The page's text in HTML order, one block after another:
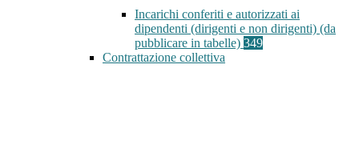
Incarichi conferiti e autorizzati ai
dipendenti (dirigenti e non dirigenti) (da
pubblicare in tabelle) 349
Contrattazione collettiva